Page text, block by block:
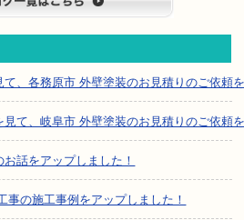
て、各務原市 外壁塗装のお見積りのご依頼
見て、岐阜市 外壁塗装のお見積りのご依頼
話をアップしました！
事の施工事例をアップしました！